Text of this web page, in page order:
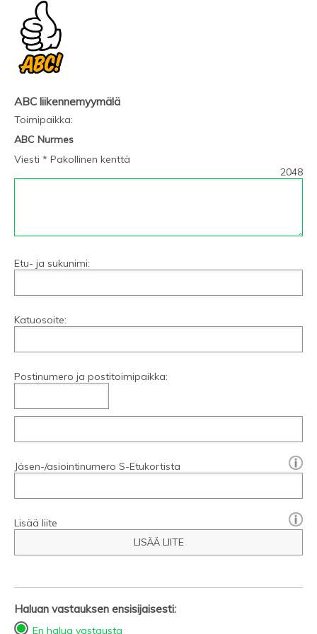
ABC liikennemyymälä
Toimipaikka:
ABC Nurmes
Viesti * Pakollinen kenttä
2048
Etu- ja sukunimi:
Katuosoite:
Postinumero ja postitoimipaikka:
Jäsen-/asiointinumero S-Etukortista
Lisää liite
LISÄÄ LIITE
Haluan vastauksen ensisijaisesti:
En halua vastausta